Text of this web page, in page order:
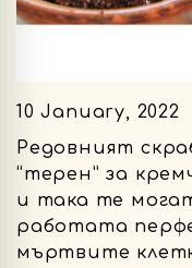
10 January, 2022
Редовният
“терен” за
и така те
работата
мъртвите